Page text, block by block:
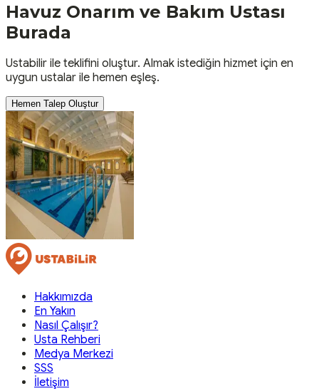
Havuz Onarım ve Bakım Ustası
Burada
Ustabilir ile teklifini oluştur. Almak istediğin hizmet için en
uygun ustalar ile hemen eşleş.
Hemen Talep Oluştur
Hakkımızda
En Yakın
Nasıl Çalışır?
Usta Rehberi
Medya Merkezi
SSS
İletişim